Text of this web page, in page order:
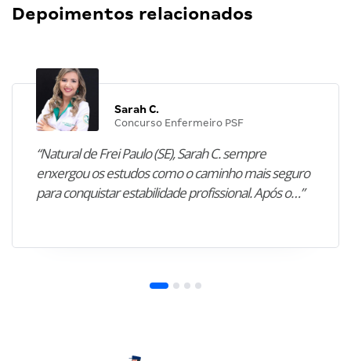
Depoimentos relacionados
Sarah C.
Concurso Enfermeiro PSF
“Natural de Frei Paulo (SE), Sarah C. sempre
enxergou os estudos como o caminho mais seguro
para conquistar estabilidade profissional. Após o…”